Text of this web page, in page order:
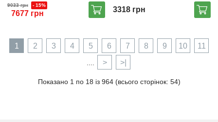
9033 грн - 15%
7677 грн 3318 грн
1 2 3 4 5 6 7 8 9 10 11
> >|
Показано 1 по 18 із 964 (всього сторінок: 54)